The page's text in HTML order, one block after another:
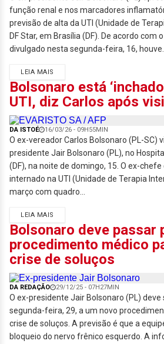
função renal e nos marcadores
previsão de alta da UTI (Unidade de
DF Star, em Brasília (DF). De acordo com
divulgado nesta segunda-feira, 16, houve...
LEIA MAIS
Bolsonaro está
UTI, diz Carlos após
DA ISTOÉ 16/03/26 - 09H55MIN
O ex-vereador Carlos Bolsonaro (PL-SC)
presidente Jair Bolsonaro (PL), no
(DF), na noite de domingo, 15. O ex-
internado na UTI (Unidade de Terapia
março com quadro...
LEIA MAIS
Bolsonaro deve passar
procedimento médico
crise de soluços
DA REDAÇÃO 29/12/25 - 07H27MIN
O ex-presidente Jair Bolsonaro (PL)
segunda-feira, 29, a um novo
crise de soluços. A previsão é que a
bloqueio do nervo frênico esquerdo. A